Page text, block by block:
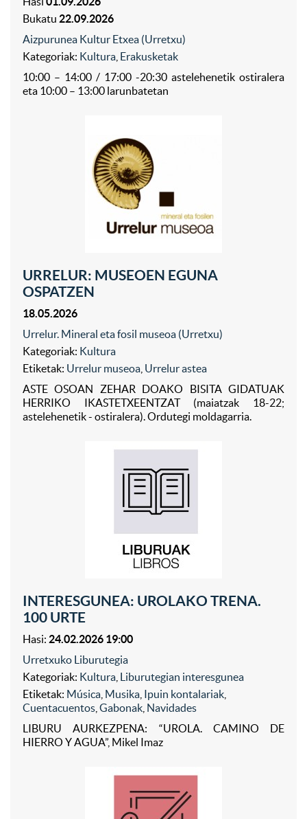
Bukatu 22.09.2026
Aizpurunea Kultur Etxea (Urretxu)
Kategoriak: Kultura Erakusketak
10:00 – 14:00 / 17:00 -20:30 astelehenetik ostiralera
eta 10:00 – 13:00 larunbatetan
URRELUR: MUSEOEN EGUNA
OSPATZEN
18.05.2026
Urrelur. Mineral eta fosil museoa (Urretxu)
Kategoriak: Kultura
Etiketak: Urrelur museoa Urrelur astea
ASTE OSOAN ZEHAR DOAKO BISITA GIDATUAK
HERRIKO IKASTETXEENTZAT (maiatzak 18-22;
astelehenetik - ostiralera). Ordutegi moldagarria.
INTERESGUNEA: UROLAKO TRENA.
100 URTE
Hasi: 24.02.2026 19:00
Urretxuko Liburutegia
Kategoriak: Kultura Liburutegian interesgunea
Etiketak: Música Musika Ipuin kontalariak
Cuentacuentos Gabonak Navidades
LIBURU AURKEZPENA: “UROLA. CAMINO DE
HIERRO Y AGUA”, Mikel Imaz